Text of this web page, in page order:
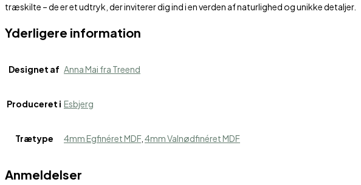
træskilte – de er et udtryk, der inviterer dig ind i en verden af naturlighed og unikke detaljer.
Yderligere information
Designet af Anna Mai fra Treend
Produceret i Esbjerg
Trætype 4mm Egfinéret MDF, 4mm Valnødfinéret MDF
Anmeldelser